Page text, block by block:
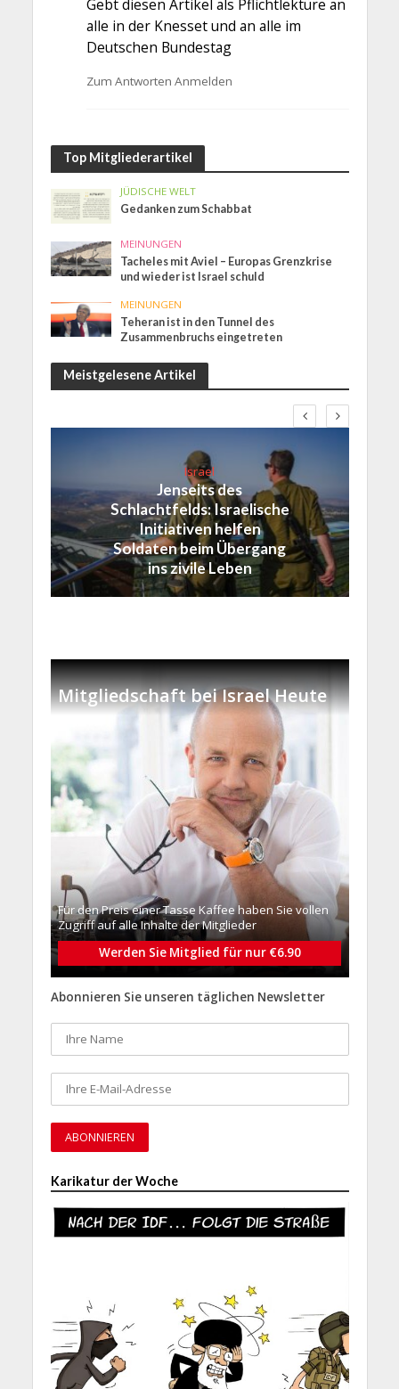
Gebt diesen Artikel als Pflichtlektüre an
alle in der Knesset und an alle im
Deutschen Bundestag
Zum Antworten Anmelden
Top Mitgliederartikel
JÜDISCHE WELT
Gedanken zum Schabbat
MEINUNGEN
Tacheles mit Aviel – Europas Grenzkrise
und wieder ist Israel schuld
MEINUNGEN
Teheran ist in den Tunnel des
Zusammenbruchs eingetreten
Meistgelesene Artikel
Israel
Jenseits des
Schlachtfelds: Israelische
Initiativen helfen
Soldaten beim Übergang
ins zivile Leben
Mitgliedschaft bei Israel Heute
Für den Preis einer Tasse Kaffee haben Sie vollen
Zugriff auf alle Inhalte der Mitglieder
Werden Sie Mitglied für nur €6.90
Abonnieren Sie unseren täglichen Newsletter
Karikatur der Woche